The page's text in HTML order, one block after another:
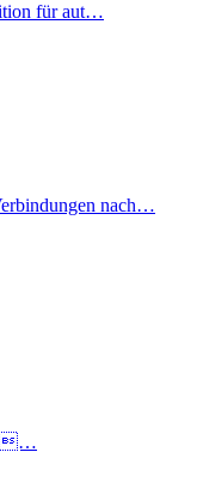
für aut…
nach…
…